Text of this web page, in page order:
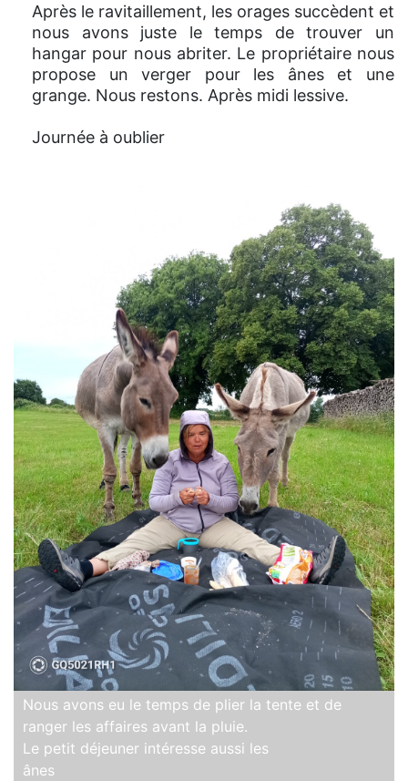
Après le ravitaillement, les orages succèdent et
nous avons juste le temps de trouver un
hangar pour nous abriter. Le propriétaire nous
propose un verger pour les ânes et une
grange. Nous restons. Après midi lessive.
Journée à oublier
Nous avons eu le temps de plier la tente et de
ranger les affaires avant la pluie.
Le petit déjeuner intéresse aussi les
ânes